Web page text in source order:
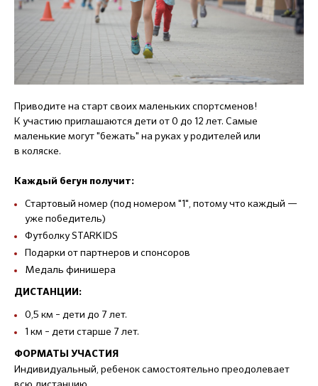
Приводите на старт своих маленьких спортсменов!
К участию приглашаются дети от 0 до 12 лет. Самые
маленькие могут "бежать" на руках у родителей или
в коляске.
Каждый бегун получит:
Стартовый номер (под номером "1", потому что каждый —
уже победитель)
Футболку STARKIDS
Подарки от партнеров и спонсоров
Медаль финишера
ДИСТАНЦИИ:
0,5 км – дети до 7 лет.
1 км – дети старше 7 лет.
ФОРМАТЫ УЧАСТИЯ
Индивидуальный, ребенок самостоятельно преодолевает